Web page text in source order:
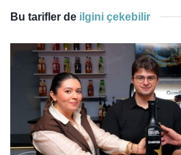
Bu tarifler de ilgini çekebilir